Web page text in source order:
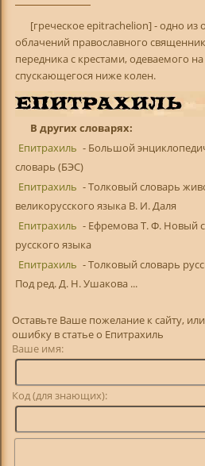
[греческое epitrachelion] - одно из
облачений православного
передника с крестами, одеваемого
спускающегося ниже колен.
В других словарях:
Епитрахиль - Большой
словарь (БЭС)
Епитрахиль - Толковый словарь
великорусского языка В. И. Даля
Епитрахиль - Ефремова Т. Ф. Новый
русского языка
Епитрахиль - Толковый словарь
Под ред. Д. Н. Ушакова ...
Оставьте Ваше пожелание к сайту,
ошибку в статье о Епитрахиль
Ваше имя:
Код (для знающих):